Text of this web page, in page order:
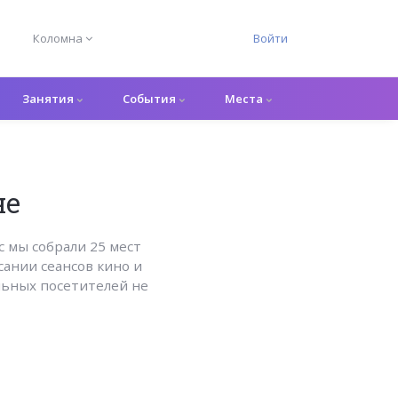
Коломна Войти
Занятия События Места
мы собрали 25 мест
сеансов кино и
посетителей не